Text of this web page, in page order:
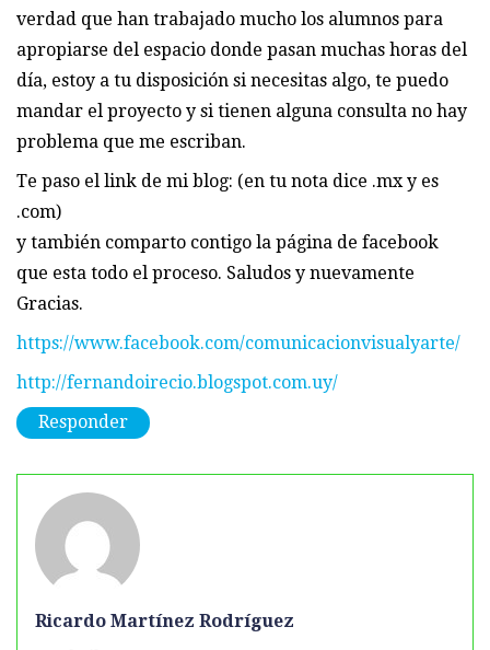
verdad que han trabajado mucho los alumnos para
apropiarse del espacio donde pasan muchas horas del
día, estoy a tu disposición si necesitas algo, te puedo
mandar el proyecto y si tienen alguna consulta no hay
problema que me escriban.
Te paso el link de mi blog: (en tu nota dice .mx y es
.com)
y también comparto contigo la página de facebook
que esta todo el proceso. Saludos y nuevamente
Gracias.
https://www.facebook.com/comunicacionvisualyarte/
http://fernandoirecio.blogspot.com.uy/
Responder
Ricardo Martínez Rodríguez